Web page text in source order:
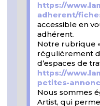
https://
adherent/
accessible en
adhérent.
Notre rubrique
régulièrement
d’espaces de
https://
petites-
Nous sommes
Artist, qui